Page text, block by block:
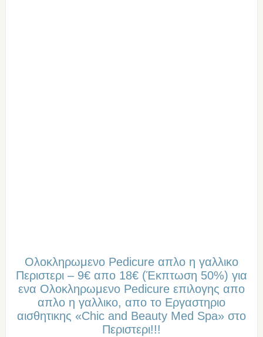
Ολοκληρωμενο Pedicure απλο η γαλλικο
Περιστερι – 9€ απο 18€ (Έκπτωση 50%) για
ενα Ολοκληρωμενο Pedicure επιλογης απο
απλο η γαλλικο, απο το Εργαστηριο
αισθητικης «Chic and Beauty Med Spa» στo
Περιστερι!!!